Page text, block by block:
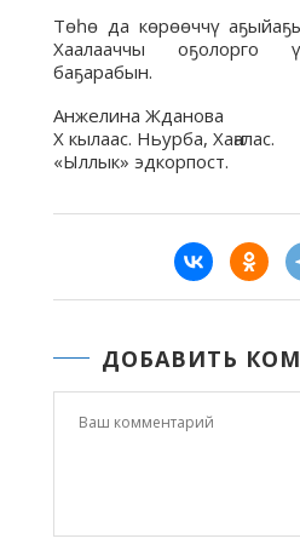
Төһө да көрөөччү
Хаалааччы оҕолорго
баҕарабын.
Анжелина Жданова
Х кылаас. Ньурба, Хаҥалас.
«Ыллык» эдкорпост.
ДОБАВИТЬ